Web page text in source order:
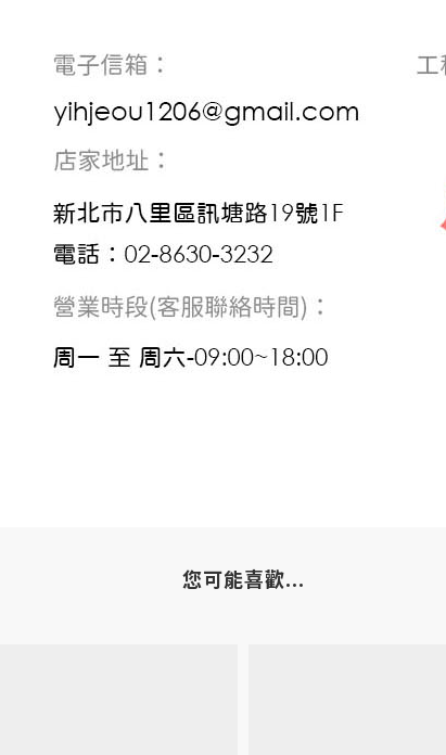
您可能喜歡...